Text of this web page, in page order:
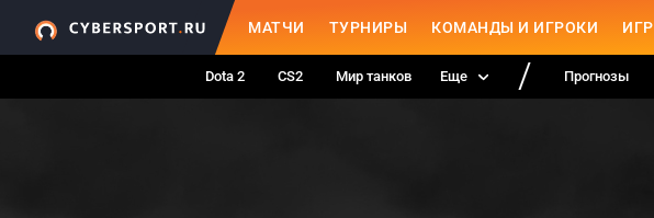
МАТЧИ ТУРНИРЫ КОМАНДЫ И ИГРОКИ
Dota 2 CS2 Мир танков Еще Прогнозы